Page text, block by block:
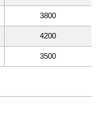
3800
4200
3500